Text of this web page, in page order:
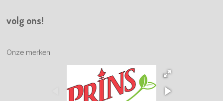
volg ons!
Onze merken